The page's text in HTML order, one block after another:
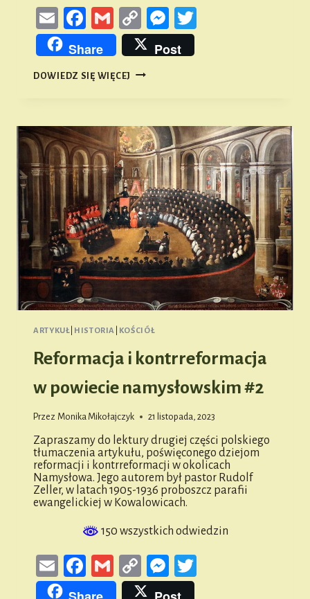
EmailFacebook
GmailCopy
Link
Messenger
Share Post
DOWIEDZ SIĘ WIĘCEJ REFORMACJA
#3
ARTYKUŁ HISTORIA KOŚCIÓŁ
Reformacja i kontrreformacja
w powiecie namysłowskim #2
Przez Monika Mikołajczyk 21 listopada, 2023
Zapraszamy do lektury drugiej części polskiego
tłumaczenia artykułu, poświęconego dziejom
reformacji i kontrreformacji w okolicach
Namysłowa. Jego autorem był pastor Rudolf
Zeller, w latach 1905-1936 proboszcz parafii
ewangelickiej w Kowalowicach.
150 wszystkich odwiedzin
EmailFacebook
GmailCopy
Link
Messenger